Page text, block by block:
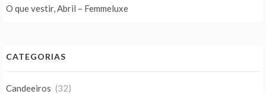
O que vestir, Abril – Femmeluxe
CATEGORIAS
Candeeiros (32)